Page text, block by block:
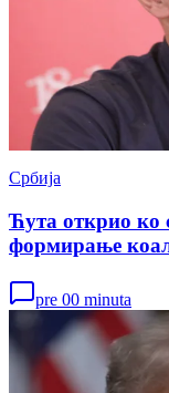
Србија
Ћута открио ко
формирање
pre 00 minuta